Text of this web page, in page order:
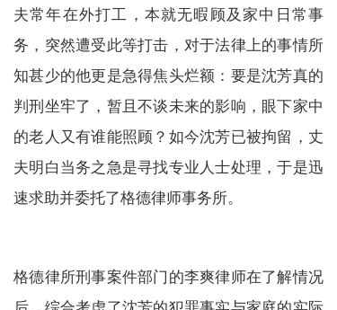
夫常年在外打工，本就无暇顾及家中日常事
务，突然遭受此等打击，对于法律上的事情所
知甚少的他更是急得焦头烂额：要是沈芳真的
判刑坐牢了，暂且不谈未来的影响，眼下家中
的老人又有谁能照顾？如今沈芳已被拘留，丈
夫明白当务之急是寻找专业人士处理，于是迅
速求助并委托了格德律师事务所。
格德律所刑事案件部门的李爽律师在了解情况